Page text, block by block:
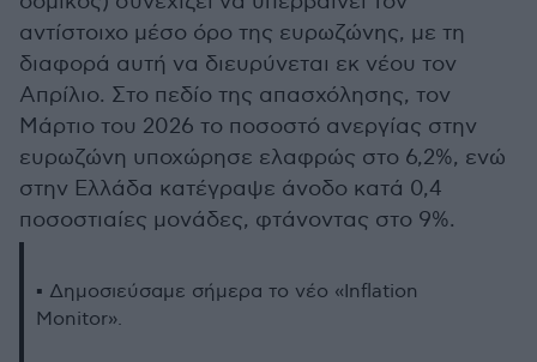
αντίστοιχο μέσο όρο της ευρωζώνης, με τη
διαφορά αυτή να διευρύνεται εκ νέου τον
Απρίλιο. Στο πεδίο της απασχόλησης, τον
Μάρτιο του 2026 το ποσοστό ανεργίας στην
ευρωζώνη υποχώρησε ελαφρώς στο 6,2%, ενώ
στην Ελλάδα κατέγραψε άνοδο κατά 0,4
ποσοστιαίες μονάδες, φτάνοντας στο 9%.
▪ Δημοσιεύσαμε σήμερα το νέο «Inflation
Monitor».